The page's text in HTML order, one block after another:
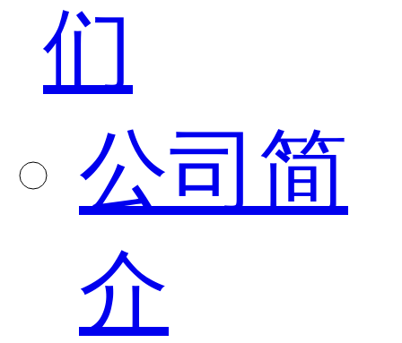
们
公司简
介